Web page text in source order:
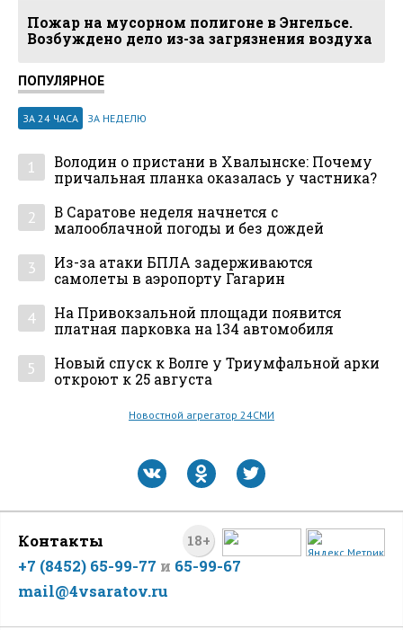
Пожар на мусорном полигоне в Энгельсе.
Возбуждено дело из-за загрязнения воздуха
ПОПУЛЯРНОЕ
ЗА 24 ЧАСА ЗА НЕДЕЛЮ
1
Володин о пристани в Хвалынске: Почему
причальная планка оказалась у частника?
2
В Саратове неделя начнется с
малооблачной погоды и без дождей
3
Из-за атаки БПЛА задерживаются
самолеты в аэропорту Гагарин
4
На Привокзальной площади появится
платная парковка на 134 автомобиля
5
Новый спуск к Волге у Триумфальной арки
откроют к 25 августа
Новостной агрегатор 24СМИ
18+
Контакты
+7 (8452) 65-99-77 и 65-99-67
mail@4vsaratov.ru